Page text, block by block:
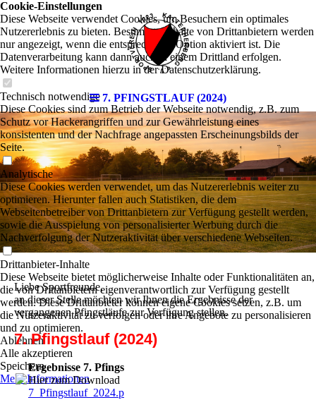
7. PFINGSTLAUF (2024)
Liebe Sportfreunde,
an dieser Stelle möchten wir Ihnen die Ergebnisse der
vergangenen Pfingstläufe zur Verfügung stellen.
7. Pfingstlauf (2024)
Ergebnisse 7. Pfingstlauf
Hier zum Download
7_Pfingstlauf_2024.pdf
Cookie-Einstellungen
Diese Webseite verwendet Cookies, um Besuchern ein optimales
Nutzererlebnis zu bieten. Bestimmte Inhalte von Drittanbietern werden
nur angezeigt, wenn die entsprechende Option aktiviert ist. Die
Datenverarbeitung kann dann auch in einem Drittland erfolgen.
Weitere Informationen hierzu in der Datenschutzerklärung.
Technisch notwendige
Diese Cookies sind zum Betrieb der Webseite notwendig, z.B. zum
Schutz vor Hackerangriffen und zur Gewährleistung eines
konsistenten und der Nachfrage angepassten Erscheinungsbilds der
Seite.
Analytische
Diese Cookies werden verwendet, um das Nutzererlebnis weiter zu
optimieren. Hierunter fallen auch Statistiken, die dem
Webseitenbetreiber von Drittanbietern zur Verfügung gestellt werden,
sowie die Ausspielung von personalisierter Werbung durch die
Nachverfolgung der Nutzeraktivität über verschiedene Webseiten.
Drittanbieter-Inhalte
Diese Webseite bietet möglicherweise Inhalte oder Funktionalitäten an,
die von Drittanbietern eigenverantwortlich zur Verfügung gestellt
werden. Diese Drittanbieter können eigene Cookies setzen, z.B. um
die Nutzeraktivität zu verfolgen oder ihre Angebote zu personalisieren
und zu optimieren.
Ablehnen
Alle akzeptieren
Speichern
Mehr Informationen